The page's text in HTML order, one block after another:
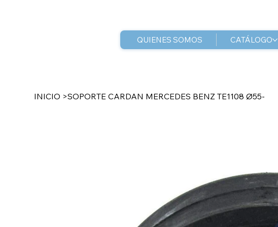
QUIENES SOMOS CATÁLOGO
INICIO >SOPORTE CARDAN MERCEDES BENZ TE1108 Ø55-